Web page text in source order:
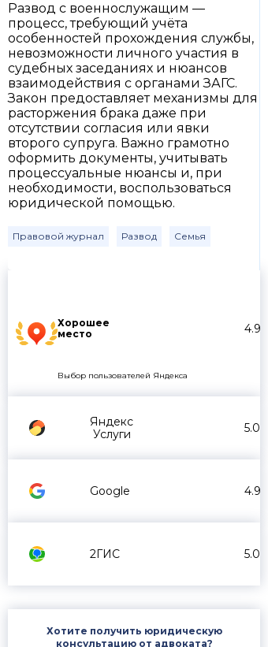
Хорошее
место
4.9
Выбор пользователей Яндекса
Яндекс
Услуги
5.0
Google 4.9
2ГИС 5.0
Хотите получить юридическую
консультацию от адвоката?
Развод с военнослужащим —
процесс, требующий учёта
особенностей прохождения службы,
невозможности личного участия в
судебных заседаниях и нюансов
взаимодействия с органами ЗАГС.
Закон предоставляет механизмы для
расторжения брака даже при
отсутствии согласия или явки
второго супруга. Важно грамотно
оформить документы, учитывать
процессуальные нюансы и, при
необходимости, воспользоваться
юридической помощью.
Правовой журнал Развод Семья